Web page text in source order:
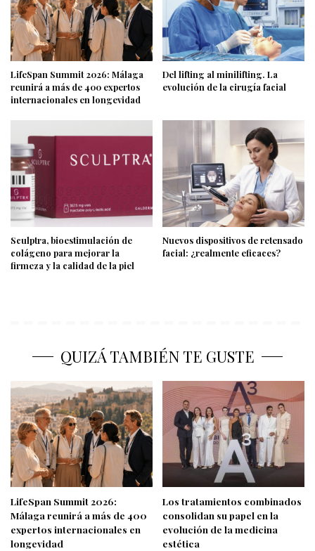
LifeSpan Summit 2026: Málaga
reunirá a más de 400 expertos
internacionales en longevidad
Del lifting al minilifting. La
evolución de la cirugía facial
Sculptra, bioestimulación de
colágeno para mejorar la
firmeza y la calidad de la piel
Nuevos dispositivos de retensado
facial: ¿realmente eficaces?
QUIZÁ TAMBIÉN TE GUSTE
LifeSpan Summit 2026:
Málaga reunirá a más de 400
expertos internacionales en
longevidad
Los tratamientos combinados
consolidan su papel en la
evolución de la medicina
estética